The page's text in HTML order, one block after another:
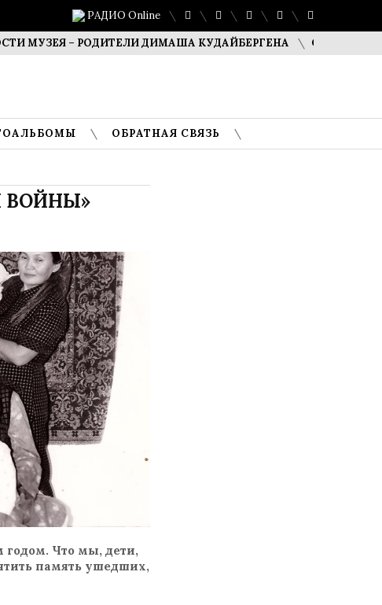
РАДИО Online
– РОДИТЕЛИ ДИМАША КУДАЙБЕРГЕНА САФУАН
ОБРАТНАЯ СВЯЗЬ
ВОЙНЫ»
годом. Что мы, дети,
память ушедших,